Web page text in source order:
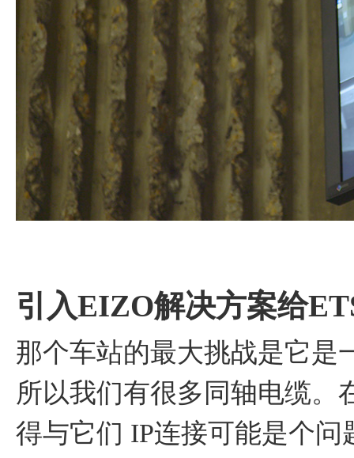
引入EIZO解决方案给
那个车站的最大挑战是它是
所以我们有很多同轴电缆。
得与它们 IP连接可能是个